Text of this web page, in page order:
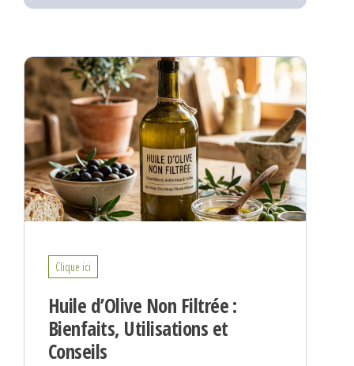
Clique ici
Huile d’Olive Non Filtrée :
Bienfaits, Utilisations et
Conseils